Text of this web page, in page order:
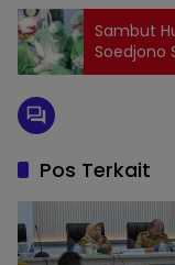
Sambut
Soedjono
Airlangga
Pos Terkait